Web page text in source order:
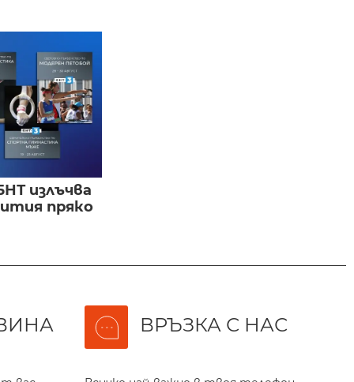
излъчва
пряко
ВРЪЗКА С НАС